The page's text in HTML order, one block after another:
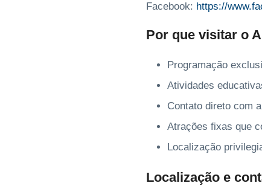
Facebook: https://
Por que visitar o
Programação
Atividades
Contato direto com
Atrações fixas que
Localização
Localização e